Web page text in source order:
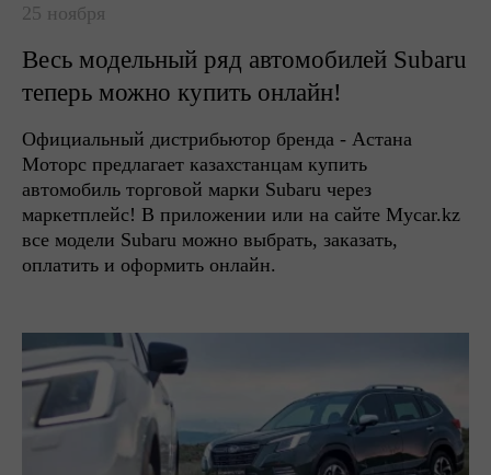
25 ноября
Весь модельный ряд автомобилей Subaru
теперь можно купить онлайн!
Официальный дистрибьютор бренда - Астана
Моторс предлагает казахстанцам купить
автомобиль торговой марки Subaru через
маркетплейс! В приложении или на сайте Mycar.kz
все модели Subaru можно выбрать, заказать,
оплатить и оформить онлайн.